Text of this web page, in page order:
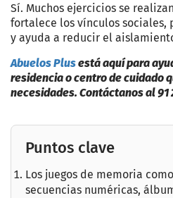
Sí. Muchos ejercicios se
fortalece los vínculos sociales,
y ayuda a reducir el
Abuelos Plusestá aquí para
residencia o centro de cuidado
necesidades. Contáctanos al 91
Puntos clave
Los juegos de memoria
secuencias numéricas,